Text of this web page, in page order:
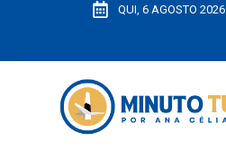
QUI, 6 AGOSTO 2026